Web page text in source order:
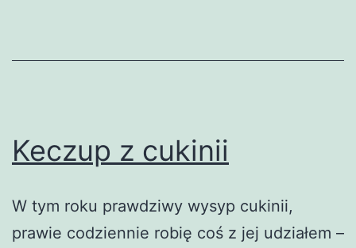
Keczup z cukinii
W tym roku prawdziwy wysyp cukinii,
prawie codziennie robię coś z jej udziałem –